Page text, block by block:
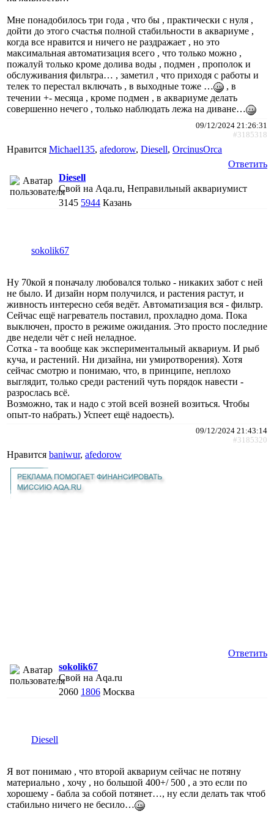
Мне понадобилось три года , что бы , практически с нуля ,
дойти до этого счастья полной стабильности в аквариуме ,
когда все нравится и ничего не раздражает , но это
максимальная автоматизация всего , что только можно ,
пожалуй только кроме долива воды , подмен , прополок и
обслуживания фильтра… , заметил , что приходя с работы и
телек то перестал включать , в выходные тоже …
, в
течении +- месяца , кроме подмен , в аквариуме делать
совершенно нечего , только наблюдать лежа на диване…
09/12/2024 21:26:31
#3185318
Нравится Michael135, afedorow, Diesell, ОrcinusОrca
Ответить
Diesell
Свой на Aqa.ru, Неправильный аквариумист
3145 5944 Казань
sokolik67
Ну 70кой я поначалу любовался только - никаких забот с ней
не было. И дизайн норм получился, и растения растут, и
живность интересно себя ведёт. Автоматизация вся - фильтр.
Сейчас ещё нагреватель поставил, прохладно дома. Пока
выключен, просто в режиме ожидания. Это просто последние
две недели чёт с ней неладное.
Сотка - та вообще как экспериментальный аквариум. И рыб
куча, и растений. Ни дизайна, ни умиротворения). Хотя
сейчас смотрю и понимаю, что, в принципе, неплохо
выглядит, только среди растений чуть порядок навести -
разрослась всё.
Возможно, так и надо с этой всей возней возиться. Чтобы
опыт-то набрать.) Успеет ещё надоесть).
09/12/2024 21:43:14
#3185320
Нравится baniwur, afedorow
Ответить
sokolik67
Свой на Aqa.ru
2060 1806 Москва
Diesell
Я вот понимаю , что второй аквариум сейчас не потяну
материально , хочу , но большой 400+/ 500 , а это если по
хорошему - бабла за собой потянет…, ну если делать так чтоб
стабильно ничего не бесило…